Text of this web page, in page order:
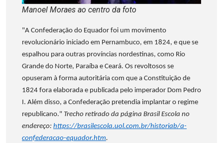
Manoel Moraes ao centro da foto
"A Confederação do Equador foi um movimento
revolucionário iniciado em Pernambuco, em 1824, e que se
espalhou para outras províncias nordestinas, como Rio
Grande do Norte, Paraíba e Ceará. Os revoltosos se
opuseram à forma autoritária com que a Constituição de
1824 fora elaborada e publicada pelo imperador Dom Pedro
I. Além disso, a Confederação pretendia implantar o regime
republicano." Trecho retirado da página Brasil Escola no
endereço: https://brasilescola.uol.com.br/historiab/a-
confederacao-equador.htm.